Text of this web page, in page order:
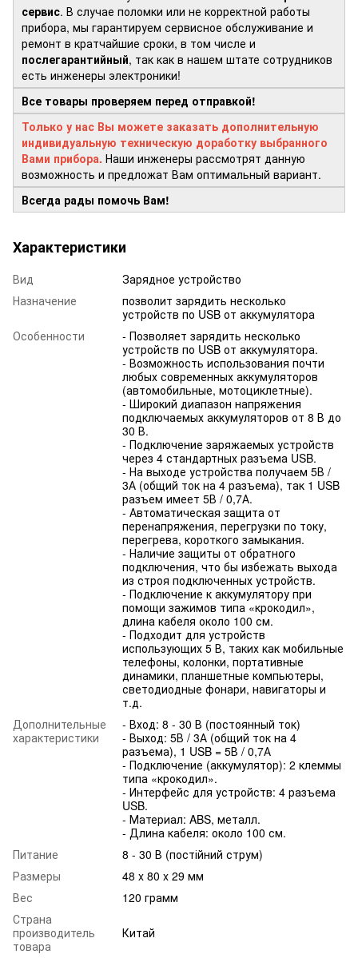
сервис. В случае поломки или не корректной работы
прибора, мы гарантируем сервисное обслуживание и
ремонт в кратчайшие сроки, в том числе и
послегарантийный, так как в нашем штате сотрудников
есть инженеры электроники!
Все товары проверяем перед отправкой!
Только у нас Вы можете заказать дополнительную
индивидуальную техническую доработку выбранного
Вами прибора. Наши инженеры рассмотрят данную
возможность и предложат Вам оптимальный вариант.
Всегда рады помочь Вам!
Характеристики
Вид
Зарядное устройство
Назначение
позволит зарядить несколько
устройств по USB от аккумулятора
Особенности
- Позволяет зарядить несколько
устройств по USB от аккумулятора.
- Возможность использования почти
любых современных аккумуляторов
(автомобильные, мотоциклетные).
- Широкий диапазон напряжения
подключаемых аккумуляторов от 8 В до
30 В.
- Подключение заряжаемых устройств
через 4 стандартных разъема USB.
- На выходе устройства получаем 5В /
3А (общий ток на 4 разъема), так 1 USB
разъем имеет 5В / 0,7А.
- Автоматическая защита от
перенапряжения, перегрузки по току,
перегрева, короткого замыкания.
- Наличие защиты от обратного
подключения, что бы избежать выхода
из строя подключенных устройств.
- Подключение к аккумулятору при
помощи зажимов типа «крокодил»,
длина кабеля около 100 см.
- Подходит для устройств
использующих 5 В, таких как мобильные
телефоны, колонки, портативные
динамики, планшетные компьютеры,
светодиодные фонари, навигаторы и
т.д.
Дополнительные
характеристики
- Вход: 8 - 30 В (постоянный ток)
- Выход: 5В / 3А (общий ток на 4
разъема), 1 USB = 5В / 0,7А
- Подключение (аккумулятор): 2 клеммы
типа «крокодил».
- Интерфейс для устройств: 4 разъема
USB.
- Материал: ABS, металл.
- Длина кабеля: около 100 см.
Питание
8 - 30 В (постійний струм)
Размеры
48 x 80 x 29 мм
Вес
120 грамм
Страна
производитель
товара
Китай